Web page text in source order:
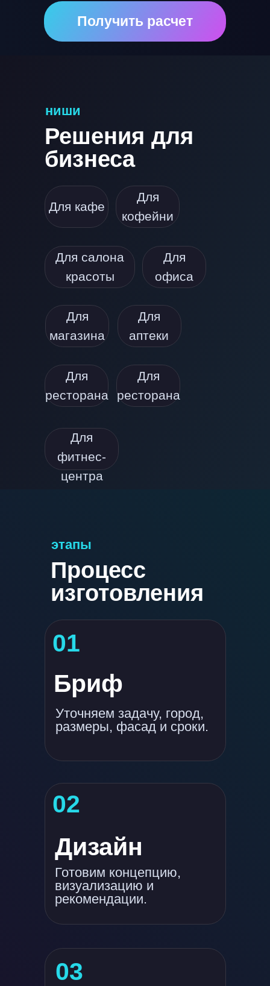
Получить расчет
Для кафе
Для
кофейни
Для
ресторана
Для
ресторана
Для
магазина
Для
аптеки
Для салона
красоты
Для
офиса
Для
фитнес-
центра
Решения для
бизнеса
ниши
Процесс
изготовления
этапы
Бриф
01
02
03
Дизайн
Уточняем задачу, город,
размеры, фасад и сроки.
Готовим концепцию,
визуализацию и
рекомендации.